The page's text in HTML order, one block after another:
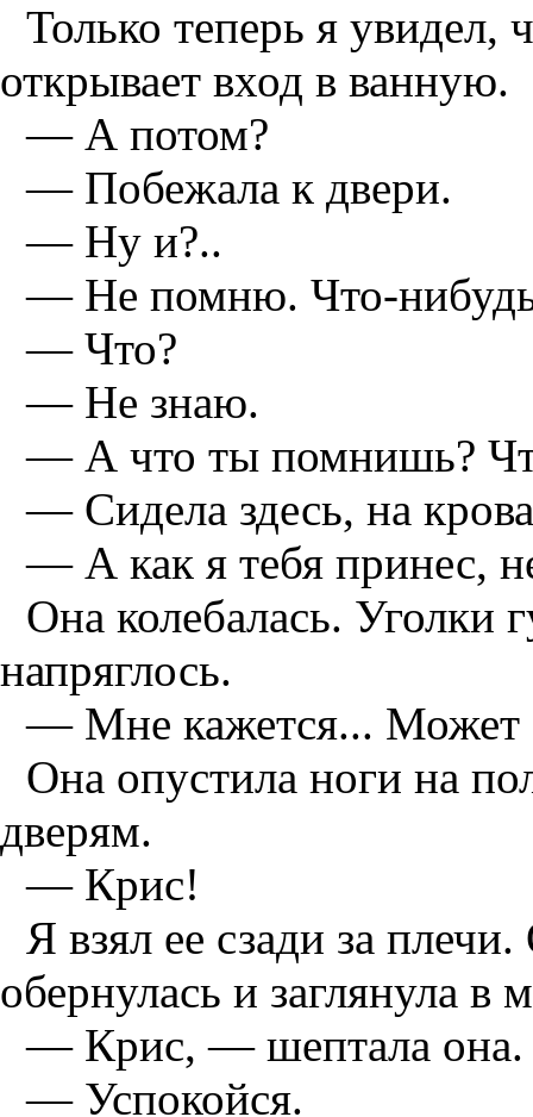
Только теперь я увидел,
открывает вход в ванную.
— А потом?
— Побежала к двери.
— Ну и?..
— Не помню. Что-нибудь
— Что?
— Не знаю.
— А что ты помнишь?
— Сидела здесь, на
— А как я тебя принес,
Она колебалась. Уголки
напряглось.
— Мне кажется... Может
Она опустила ноги на
дверям.
— Крис!
Я взял ее сзади за
обернулась и заглянула в
— Крис, — шептала
— Успокойся.